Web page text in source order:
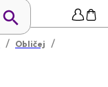
/ Obličej /